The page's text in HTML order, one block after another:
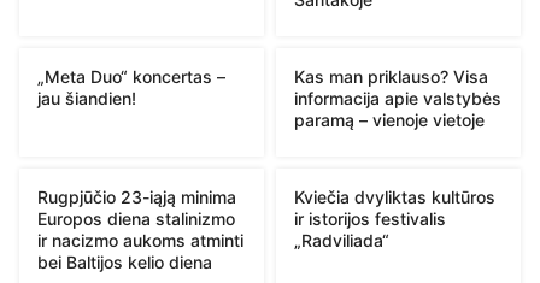
„Meta Duo“ koncertas –
jau šiandien!
Kas man priklauso? Visa
informacija apie valstybės
paramą – vienoje vietoje
Rugpjūčio 23-iąją minima
Europos diena stalinizmo
ir nacizmo aukoms atminti
bei Baltijos kelio diena
Kviečia dvyliktas kultūros
ir istorijos festivalis
„Radviliada“